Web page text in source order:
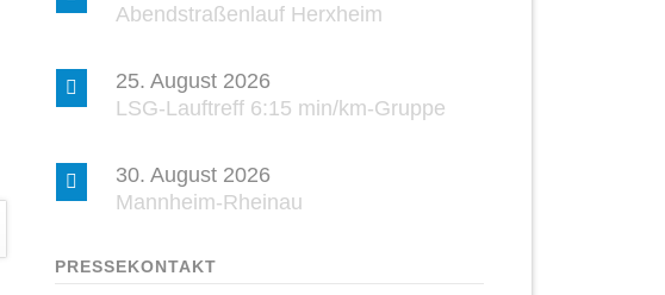
Abendstraßenlauf Herxheim
25. August 2026
LSG-Lauftreff 6:15 min/km-Gruppe
30. August 2026
Mannheim-Rheinau
PRESSEKONTAKT